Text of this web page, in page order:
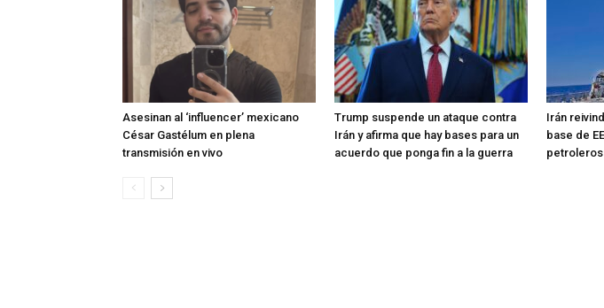
Asesinan al ‘influencer’ mexicano
César Gastélum en plena
transmisión en vivo
Trump suspende un ataque contra
Irán y afirma que hay bases para un
acuerdo que ponga fin a la guerra
Irán
base de
petroleros